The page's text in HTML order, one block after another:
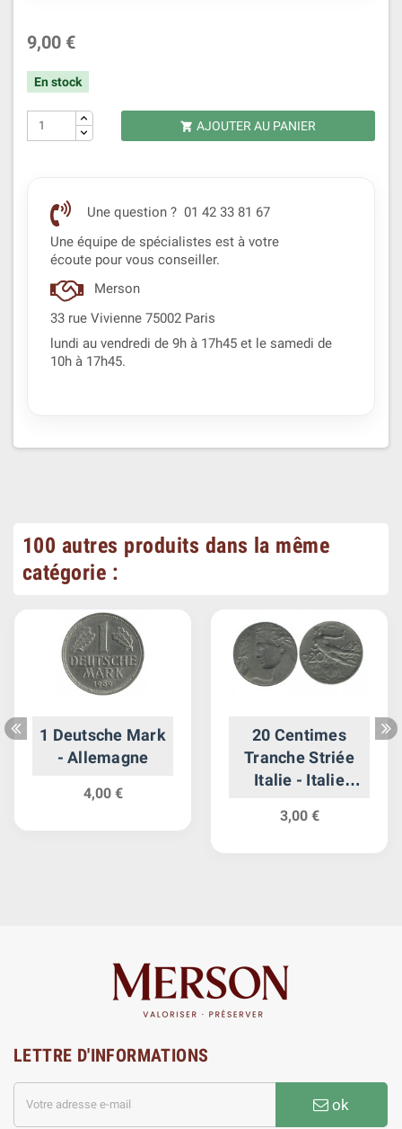
9,00 €
En stock
 AJOUTER AU PANIER
Une question ? 01 42 33 81 67
Une équipe de spécialistes est à votre
écoute pour vous conseiller.
Merson
33 rue Vivienne 75002 Paris
lundi au vendredi de 9h à 17h45 et le samedi de
10h à 17h45.
100 autres produits dans la même
catégorie :
1 Deutsche Mark
- Allemagne
4,00 €
20 Centimes
Tranche Striée
Italie - Italie
3,00 €
LETTRE D'INFORMATIONS
ok